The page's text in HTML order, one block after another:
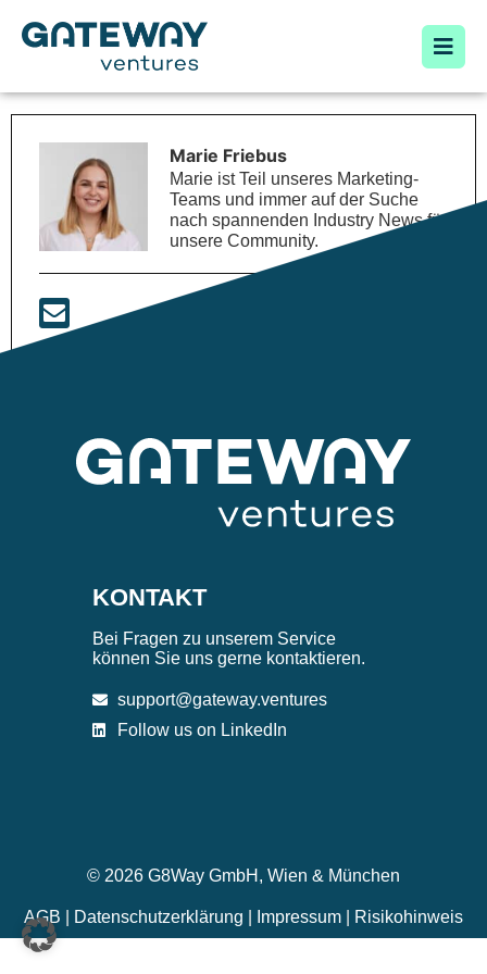
Marie Friebus
Marie ist Teil unseres Marketing-
Teams und immer auf der Suche
nach spannenden Industry News für
unsere Community.
KONTAKT
Bei Fragen zu unserem Service
können Sie uns gerne kontaktieren.
support@gateway.ventures
Follow us on LinkedIn
© 2026 G8Way GmbH, Wien & München
AGB Datenschutzerklärung Impressum Risikohinweis